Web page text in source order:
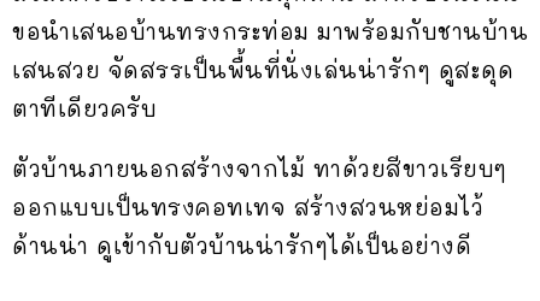
ขอนำเสนอบ้านทรงกระท่อม มาพร้อมกับชานบ้าน
เสนสวย จัดสรรเป็นพื้นที่นั่งเล่นน่ารักๆ ดูสะดุด
ตาทีเดียวครับ
ตัวบ้านภายนอกสร้างจากไม้ ทาด้วยสีขาวเรียบๆ
ออกแบบเป็นทรงคอทเทจ สร้างสวนหย่อมไว้
ด้านน่า ดูเข้ากับตัวบ้านน่ารักๆได้เป็นอย่างดี